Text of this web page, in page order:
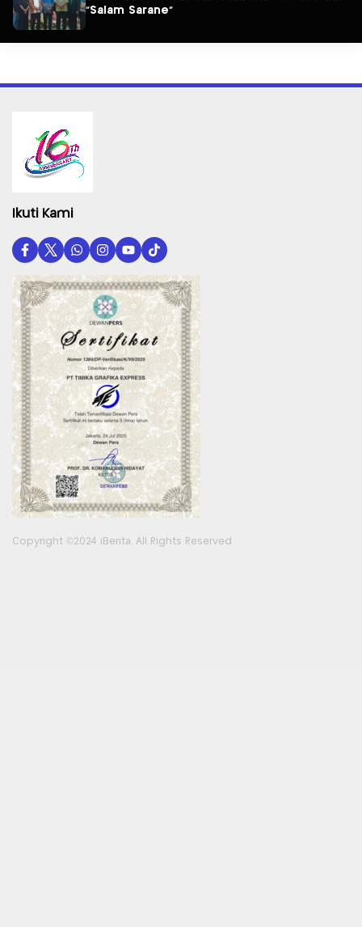
“Salam Sarane”
Ikuti Kami
Copyright ©2024 iBerita. All Rights Reserved